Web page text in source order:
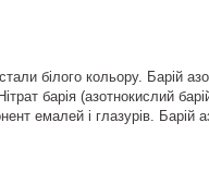
білого кольору. Барій
барія (азотнокислий
емалей і глазурів. Барій